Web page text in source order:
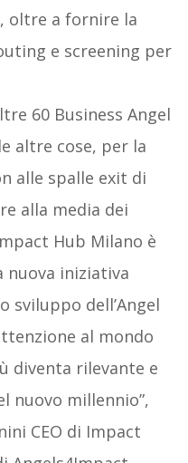
oltre a fornire la
e screening per
60 Business Angel
altre cose, per la
alle spalle exit di
alla media dei
Hub Milano è
iniziativa
sviluppo dell’Angel
al mondo
diventa rilevante e
nuovo millennio​”,
CEO di Impact